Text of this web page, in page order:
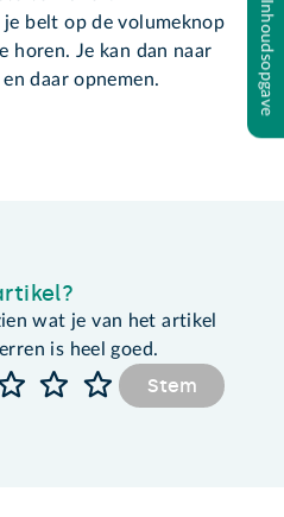
belt op de volumeknop
horen. Je kan dan naar
daar opnemen.
Inhoudsopgave
wat je van het artikel
is heel goed.
Stem